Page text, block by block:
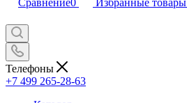
Сравнение0 Избранные товары
Телефоны
+7 499 265-28-63